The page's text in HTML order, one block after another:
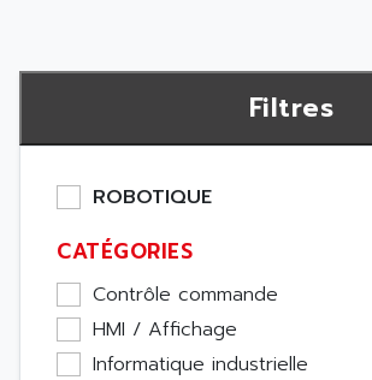
Filtres
ROBOTIQUE
CATÉGORIES
Contrôle commande
HMI / Affichage
Informatique industrielle